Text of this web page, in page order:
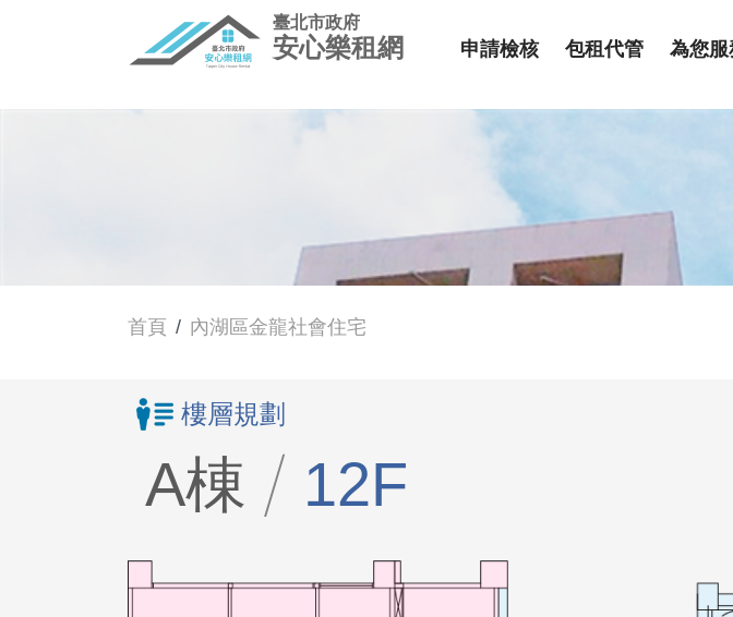
臺北市政府
安心樂租網 申請檢核 包租代管 為您服
首頁 內湖區金龍社會住宅
樓層規劃
A棟 12F